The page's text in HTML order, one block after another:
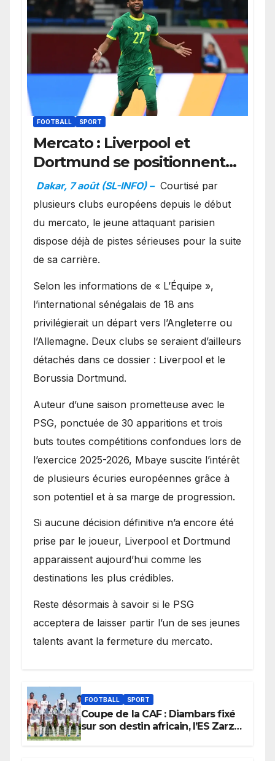
FOOTBALL SPORT
Mercato : Liverpool et
Dortmund se positionnent
en favoris pour recruter
Ibrahim Mbaye
Dakar, 7 août (SL-INFO) – Courtisé par
plusieurs clubs européens depuis le début
du mercato, le jeune attaquant parisien
dispose déjà de pistes sérieuses pour la suite
de sa carrière.
Selon les informations de « L’Équipe »,
l’international sénégalais de 18 ans
privilégierait un départ vers l’Angleterre ou
l’Allemagne. Deux clubs se seraient d’ailleurs
détachés dans ce dossier : Liverpool et le
Borussia Dortmund.
Auteur d’une saison prometteuse avec le
PSG, ponctuée de 30 apparitions et trois
buts toutes compétitions confondues lors de
l’exercice 2025-2026, Mbaye suscite l’intérêt
de plusieurs écuries européennes grâce à
son potentiel et à sa marge de progression.
Si aucune décision définitive n’a encore été
prise par le joueur, Liverpool et Dortmund
apparaissent aujourd’hui comme les
destinations les plus crédibles.
Reste désormais à savoir si le PSG
acceptera de laisser partir l’un de ses jeunes
talents avant la fermeture du mercato.
FOOTBALL SPORT
Coupe de la CAF : Diambars fixé
sur son destin africain, l’ES Zarzis